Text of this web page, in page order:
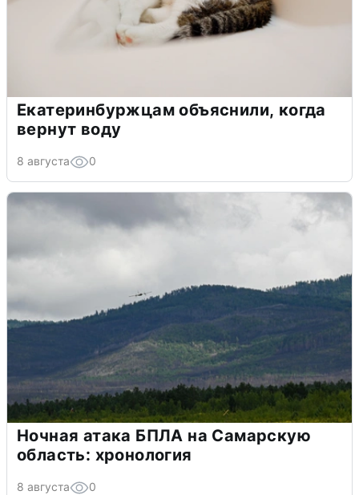
Екатеринбуржцам объяснили, когда
вернут воду
8 августа 0
Ночная атака БПЛА на Самарскую
область: хронология
8 августа 0